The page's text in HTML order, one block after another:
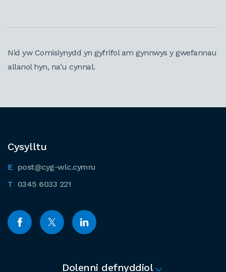
Nid yw Comisiynydd yn gyfrifol am gynnwys y gwefannau
allanol hyn, na’u cynnal.
Cysylltu
post@cyg-wlc.cymru
0345 6033 221
Dolenni defnyddiol